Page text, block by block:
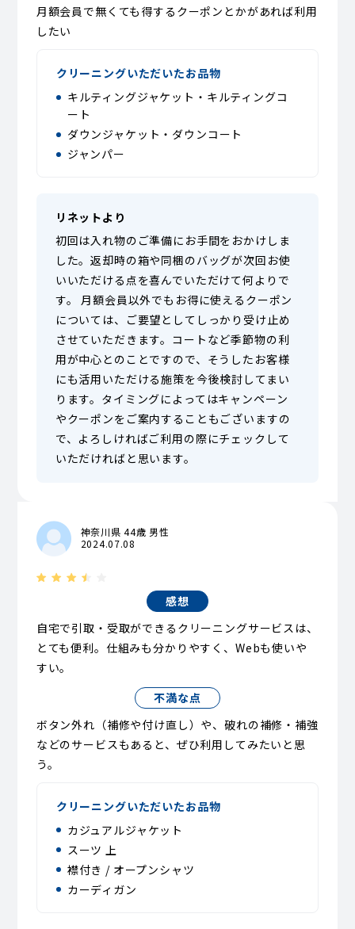
月額会員で無くても得するクーポンとかがあれば利用
したい
クリーニングいただいたお品物
キルティングジャケット・キルティングコ
ート
ダウンジャケット・ダウンコート
ジャンパー
リネットより
初回は入れ物のご準備にお手間をおかけしま
した。返却時の箱や同梱のバッグが次回お使
いいただける点を喜んでいただけて何よりで
す。 月額会員以外でもお得に使えるクーポン
については、ご要望としてしっかり受け止め
させていただきます。コートなど季節物の利
用が中心とのことですので、そうしたお客様
にも活用いただける施策を今後検討してまい
ります。タイミングによってはキャンペーン
やクーポンをご案内することもございますの
で、よろしければご利用の際にチェックして
いただければと思います。
神奈川県 44歳 男性
2024.07.08
感想
自宅で引取・受取ができるクリーニングサービスは、
とても便利。仕組みも分かりやすく、Webも使いや
すい。
不満な点
ボタン外れ（補修や付け直し）や、破れの補修・補強
などのサービスもあると、ぜひ利用してみたいと思
う。
クリーニングいただいたお品物
カジュアルジャケット
スーツ 上
襟付き / オープンシャツ
カーディガン